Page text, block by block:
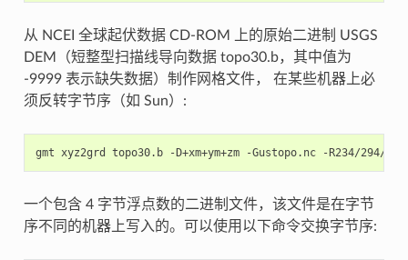
从 NCEI 全球起伏数据 CD-ROM 上的原始二进制 USGS
DEM（短整型扫描线导向数据 topo30.b，其中值为
-9999 表示缺失数据）制作网格文件， 在某些机器上必
须反转字节序（如 Sun）:
gmt xyz2grd topo30.b -D+xm+ym+zm -Gustopo.nc -R234/294/24/
一个包含 4 字节浮点数的二进制文件，该文件是在字节
序不同的机器上写入的。可以使用以下命令交换字节序: